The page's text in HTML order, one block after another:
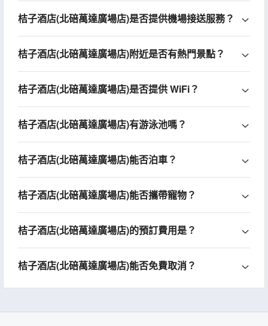
桔子酒店(北碚萬達廣場店)是否提供機場接送服務？
桔子酒店(北碚萬達廣場店)附近是否有熱門景點？
桔子酒店(北碚萬達廣場店)是否提供 WiFi？
桔子酒店(北碚萬達廣場店)有游泳池嗎？
桔子酒店(北碚萬達廣場店)能否泊車？
桔子酒店(北碚萬達廣場店)能否攜帶寵物？
桔子酒店(北碚萬達廣場店)的預訂費用是？
桔子酒店(北碚萬達廣場店)能否免費取消？